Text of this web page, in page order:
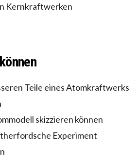
Kernkraftwerken
Teile eines Atomkraftwerks
skizzieren können
Experiment